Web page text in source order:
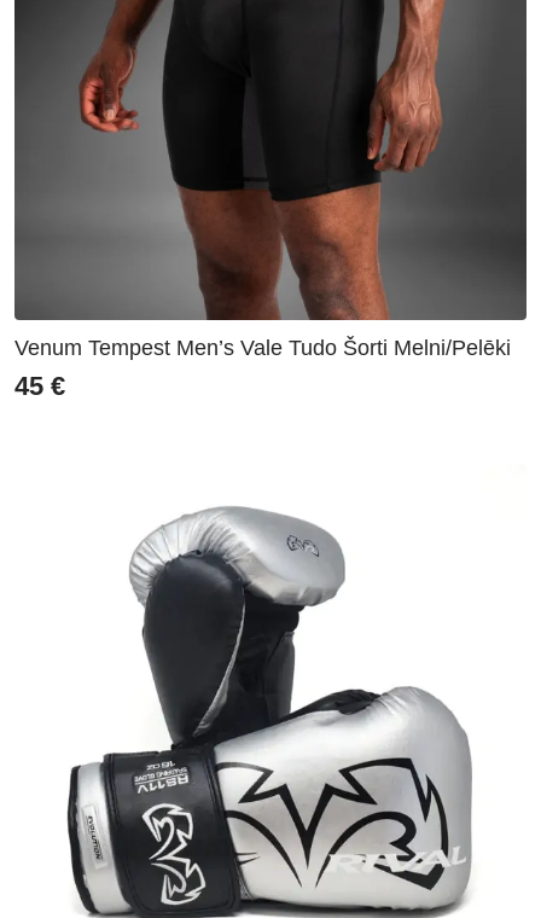
Venum Tempest Men’s Vale Tudo Šorti Melni/Pelēki
45 €